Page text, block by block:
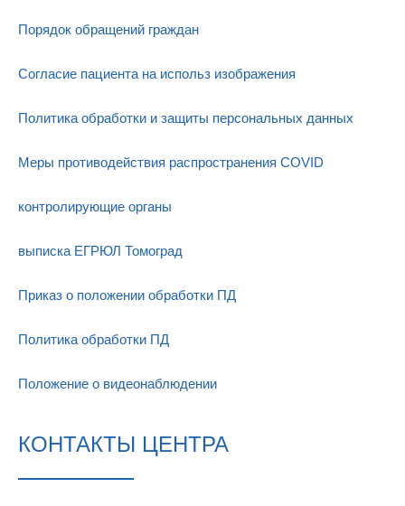
Порядок обращений граждан
Согласие пациента на использ изображения
Политика обработки и защиты персональных данных
Меры противодействия распространения COVID
контролирующие органы
выписка ЕГРЮЛ Томоград
Приказ о положении обработки ПД
Политика обработки ПД
Положение о видеонаблюдении
КОНТАКТЫ ЦЕНТРА